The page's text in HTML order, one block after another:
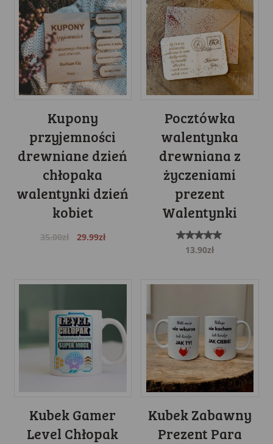
Kupony
przyjemności
drewniane dzień
chłopaka
walentynki dzień
kobiet
35.00zł
Original
29.99złCurrent
Pocztówka
walentynka
drewniana z
życzeniami
prezent
Walentynki
Oceniono
5.00
13.90zł
Kubek Gamer
Level Chłopak
Kubek Zabawny
Prezent Para